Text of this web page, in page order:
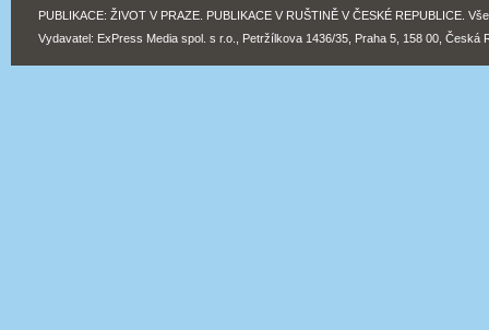
PUBLIKACE: ŽIVOT V PRAZE. PUBLIKACE V RUŠTINĚ V ČESKÉ REPUBLICE.
Vydavatel: ExPress Media spol. s r.o., Petržílkova 1436/35, Praha 5, 158 00,